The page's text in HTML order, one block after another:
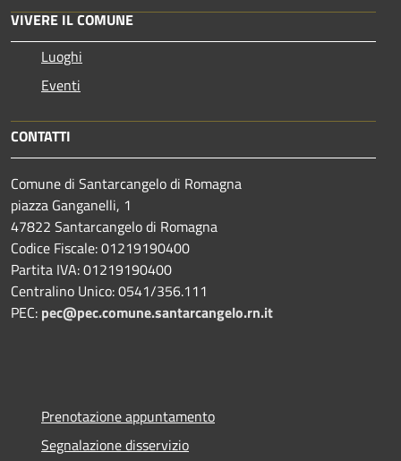
VIVERE IL COMUNE
Luoghi
Eventi
CONTATTI
Comune di Santarcangelo di Romagna
piazza Ganganelli, 1
47822 Santarcangelo di Romagna
Codice Fiscale: 01219190400
Partita IVA: 01219190400
Centralino Unico: 0541/356.111
PEC: pec@pec.comune.santarcangelo.rn.it
Prenotazione appuntamento
Segnalazione disservizio